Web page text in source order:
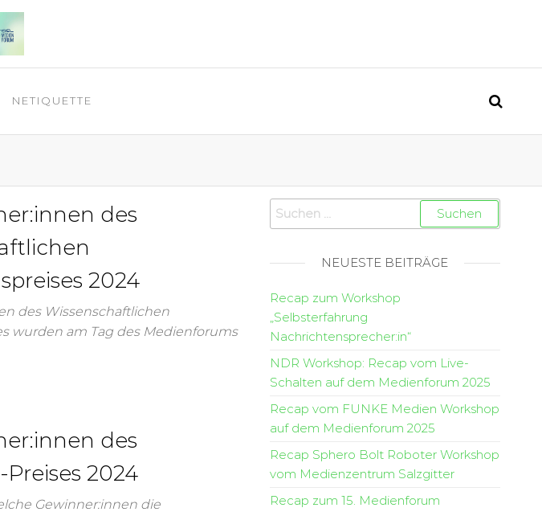
NETIQUETTE
des
2024
des Wissenschaftlichen
wurden am Tag des Medienforums
des
2024
Gewinner:innen die
NEUESTE BEITRÄGE
Recap zum Workshop
„Selbsterfahrung
Nachrichtensprecher:in“
NDR Workshop: Recap vom Live-
Schalten auf dem Medienforum 2025
Recap vom FUNKE Medien Workshop
auf dem Medienforum 2025
Recap Sphero Bolt Roboter Workshop
vom Medienzentrum Salzgitter
Recap zum 15. Medienforum